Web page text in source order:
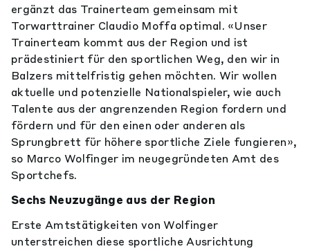
ergänzt das Trainerteam gemeinsam mit
Torwarttrainer Claudio Moffa optimal. «Unser
Trainerteam kommt aus der Region und ist
prädestiniert für den sportlichen Weg, den wir in
Balzers mittelfristig gehen möchten. Wir wollen
aktuelle und potenzielle Nationalspieler, wie auch
Talente aus der angrenzenden Region fordern und
fördern und für den einen oder anderen als
Sprungbrett für höhere sportliche Ziele fungieren»,
so Marco Wolfinger im neugegründeten Amt des
Sportchefs.
Sechs Neuzugänge aus der Region
Erste Amtstätigkeiten von Wolfinger
unterstreichen diese sportliche Ausrichtung